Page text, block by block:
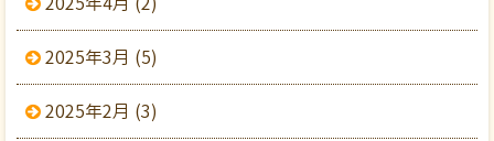
2025年3月 (5)
2025年2月 (3)